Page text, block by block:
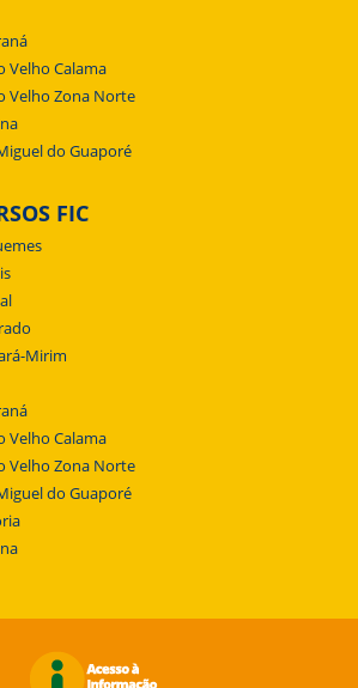
Velho Calama
Velho Zona Norte
do Guaporé
FIC
Mirim
Velho Calama
Velho Zona Norte
do Guaporé